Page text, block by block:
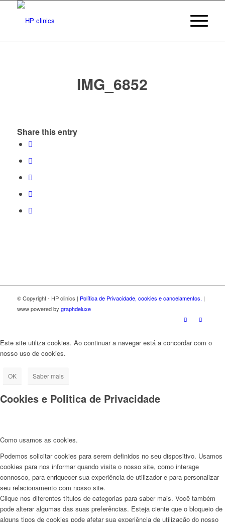
IMG_6852
Share this entry
© Copyright - HP clinics | Política de Privacidade, cookies e cancelamentos. |
www powered by graphdeluxe
Este site utiliza cookies. Ao continuar a navegar está a concordar com o
nosso uso de cookies.
OK Saber mais
Cookies e Politica de Privacidade
Como usamos as cookies.
Podemos solicitar cookies para serem definidos no seu dispositivo. Usamos
cookies para nos informar quando visita o nosso site, como interage
connosco, para enriquecer sua experiência de utilizador e para personalizar
seu relacionamento com nosso site.
Clique nos diferentes títulos de categorias para saber mais. Você também
pode alterar algumas das suas preferências. Esteja ciente que o bloqueio de
alguns tipos de cookies pode afetar sua experiência de utilização do nosso